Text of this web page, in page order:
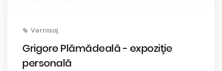
Vernisaj
Grigore Plămădeală - expoziţie
personală